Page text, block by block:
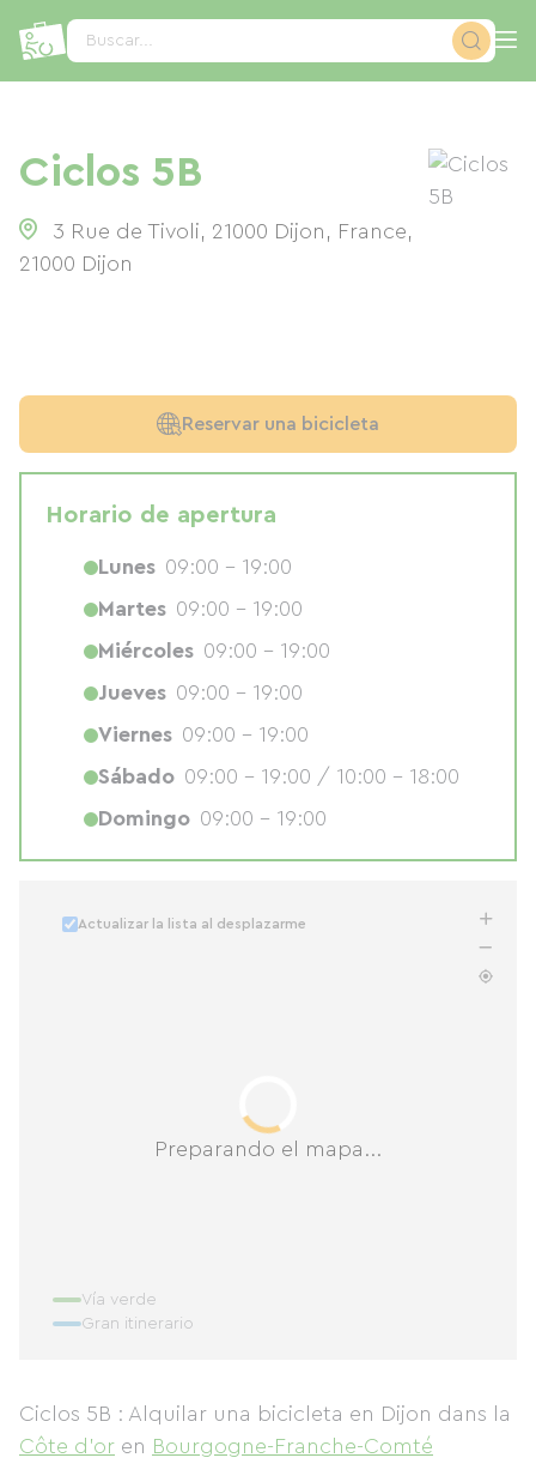
Buscar...
Ciclos 5B
3 Rue de Tivoli, 21000 Dijon, France,
21000 Dijon
Preparando el mapa...
Actualizar la lista al desplazarme
Vía verde
Gran itinerario
Ciclos 5B : Alquilar una bicicleta en Dijon dans la
Côte d'or en Bourgogne-Franche-Comté
Reservar una bicicleta
Horario de apertura
Lunes 09:00 - 19:00
Martes 09:00 - 19:00
Miércoles 09:00 - 19:00
Jueves 09:00 - 19:00
Viernes 09:00 - 19:00
Sábado 09:00 - 19:00 / 10:00 - 18:00
Domingo 09:00 - 19:00
Panel de gestión de cookies